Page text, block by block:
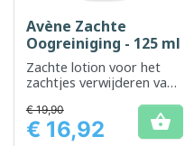
Avène Zachte
Oogreiniging - 125 ml
Zachte lotion voor het
zachtjes verwijderen van
ogen
Prijs
€ 19,90
€ 16,92 